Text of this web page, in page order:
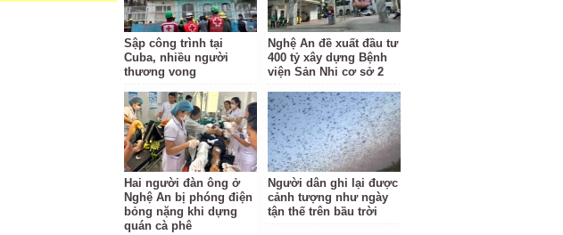
Sập công trình tại
Cuba, nhiều người
thương vong
Nghệ An đề xuất đầu tư
400 tỷ xây dựng Bệnh
viện Sản Nhi cơ sở 2
Hai người đàn ông ở
Nghệ An bị phóng điện
bỏng nặng khi dựng
quán cà phê
Người dân ghi lại được
cảnh tượng như ngày
tận thế trên bầu trời